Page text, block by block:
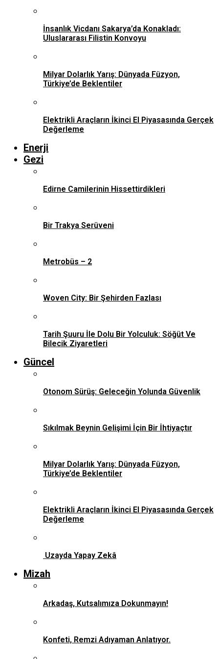
İnsanlık Vicdanı Sakarya’da Konakladı:
Uluslararası Filistin Konvoyu
Milyar Dolarlık Yarış: Dünyada Füzyon,
Türkiye’de Beklentiler
Elektrikli Araçların İkinci El Piyasasında Gerçek
Değerleme
Enerji
Gezi
Edirne Camilerinin Hissettirdikleri
Bir Trakya Serüveni
Metrobüs – 2
Woven City: Bir Şehirden Fazlası
Tarih Şuuru İle Dolu Bir Yolculuk: Söğüt Ve
Bilecik Ziyaretleri
Güncel
Otonom Sürüş: Geleceğin Yolunda Güvenlik
Sıkılmak Beynin Gelişimi İçin Bir İhtiyaçtır
Milyar Dolarlık Yarış: Dünyada Füzyon,
Türkiye’de Beklentiler
Elektrikli Araçların İkinci El Piyasasında Gerçek
Değerleme
Uzayda Yapay Zekâ
Mizah
Arkadaş, Kutsalımıza Dokunmayın!
Konfeti, Remzi Adıyaman Anlatıyor.